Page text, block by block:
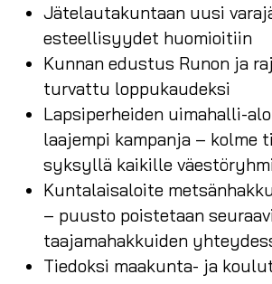
Jätelautakuntaan uusi
esteellisyydet huomioitiin
Kunnan edustus Runon ja
turvattu loppukaudeksi
Lapsiperheiden uimahalli-
laajempi kampanja – kolme
syksyllä kaikille
Kuntalaisaloite
– puusto poistetaan
taajamahakkuiden
Tiedoksi maakunta- ja